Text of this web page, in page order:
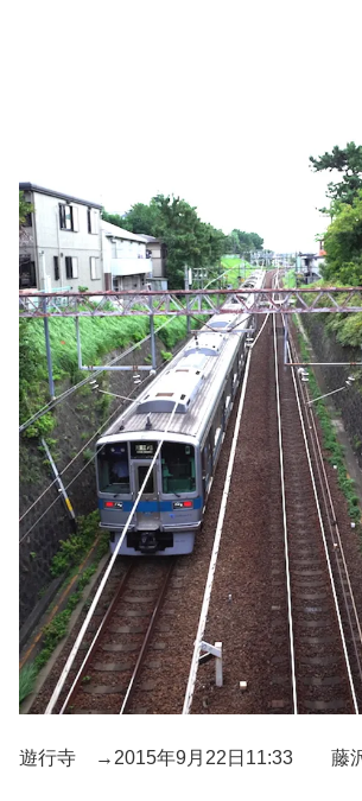
遊行寺 →2015年9月22日11:33 藤沢